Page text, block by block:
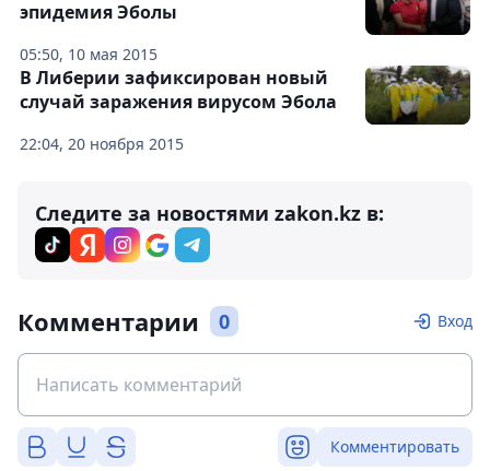
05:50, 10 мая 2015
эпидемия Эболы
22:04, 20 ноября 2015
В Либерии зафиксирован новый
случай заражения вирусом Эбола
Следите за новостями zakon.kz в:
Комментарии 0 Вход
Комментировать